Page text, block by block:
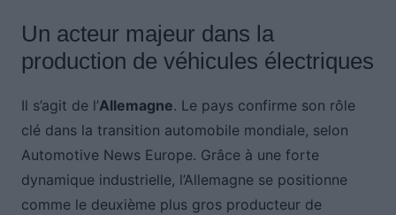
Un acteur majeur dans la
production de véhicules électriques
Il s’agit de l’Allemagne. Le pays confirme son rôle
clé dans la transition automobile mondiale, selon
Automotive News Europe. Grâce à une forte
dynamique industrielle, l’Allemagne se positionne
comme le deuxième plus gros producteur de